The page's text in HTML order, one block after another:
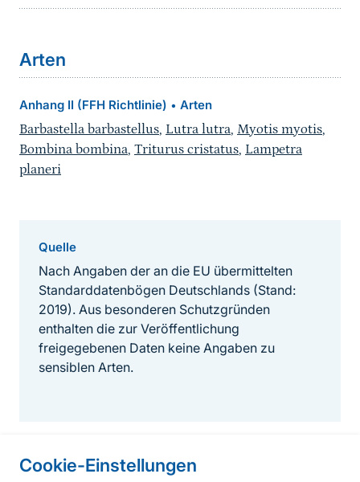
Cookie-Einstellungen
Arten
Anhang II (FFH Richtlinie) • Arten
Barbastella barbastellus, Lutra lutra, Myotis myotis,
Bombina bombina, Triturus cristatus, Lampetra
planeri
Quelle
Nach Angaben der an die EU übermittelten
Standarddatenbögen Deutschlands (Stand:
2019). Aus besonderen Schutzgründen
enthalten die zur Veröffentlichung
freigegebenen Daten keine Angaben zu
sensiblen Arten.
Informationen zur Seite